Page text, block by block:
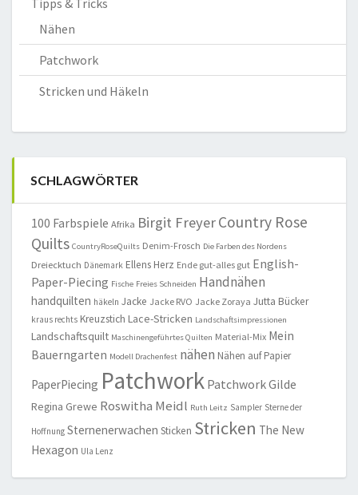
Nähen
Patchwork
Stricken und Häkeln
SCHLAGWÖRTER
100 Farbspiele Afrika Birgit FreyerCountry Rose
Quilts CountryRoseQuilts Denim-Frosch Die Farben des Nordens
Dreiecktuch Dänemark Ellens Herz Ende gut-alles gut English-
Paper-Piecing Fische Freies Schneiden Handnähen
handquilten häkeln Jacke Jacke RVO Jacke Zoraya Jutta Bücker
kraus rechts Kreuzstich Lace-Stricken Landschaftsimpressionen
Landschaftsquilt Maschinengeführtes Quilten Material-Mix Mein
Bauerngarten Modell Drachenfest nähen Nähen auf Papier
PaperPiecing Patchwork Patchwork Gilde
Regina Grewe Roswitha Meidl Ruth Leitz Sampler Sterne der
Hoffnung Sternenerwachen Sticken Stricken The New
Hexagon Ula Lenz